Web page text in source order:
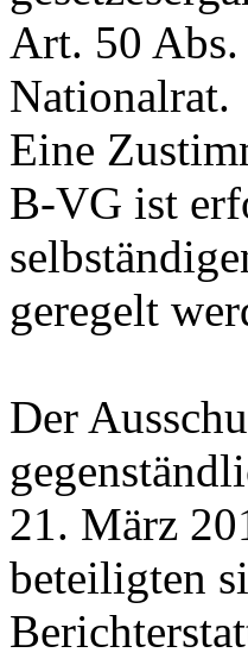
Art. 50
Nationalrat.
Eine
B-VG ist
geregelt
Der
21. März
beteiligten